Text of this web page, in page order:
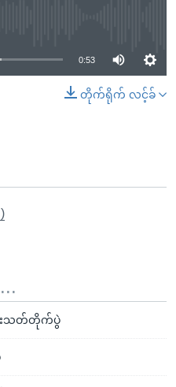
currently available
0:53
တိုက်ရိုက် လင့်ခ်
ဆုံးသတ်တိုက်ပွဲ